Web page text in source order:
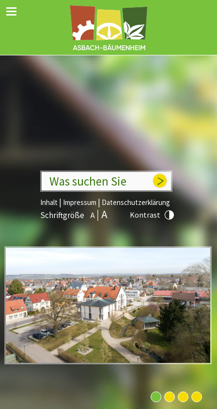
Was suchen Sie
Inhalt | Impressum | Datenschutzerklärung
Schriftgröße Kontrast